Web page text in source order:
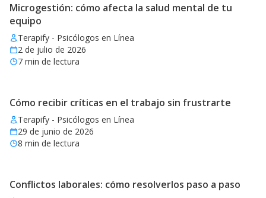
Microgestión: cómo afecta la salud mental de tu
equipo
Terapify - Psicólogos en Línea
2 de julio de 2026
7 min de lectura
Cómo recibir críticas en el trabajo sin frustrarte
Terapify - Psicólogos en Línea
29 de junio de 2026
8 min de lectura
Conflictos laborales: cómo resolverlos paso a paso